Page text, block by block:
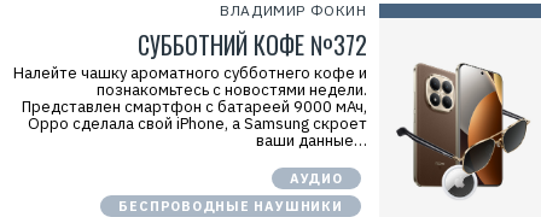
ВЛАДИМИР ФОКИН
СУББОТНИЙ КОФЕ №372
Налейте чашку ароматного субботнего кофе и
познакомьтесь с новостями недели.
Представлен смартфон с батареей 9000 мАч,
Oppo сделала свой iPhone, а Samsung скроет
ваши данные…
АУДИО
БЕСПРОВОДНЫЕ НАУШНИКИ